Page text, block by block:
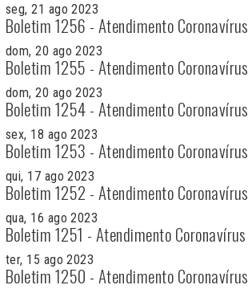
seg, 21 ago 2023
Boletim 1256 - Atendimento Coronavírus
dom, 20 ago 2023
Boletim 1255 - Atendimento Coronavírus
dom, 20 ago 2023
Boletim 1254 - Atendimento Coronavírus
sex, 18 ago 2023
Boletim 1253 - Atendimento Coronavírus
qui, 17 ago 2023
Boletim 1252 - Atendimento Coronavírus
qua, 16 ago 2023
Boletim 1251 - Atendimento Coronavírus
ter, 15 ago 2023
Boletim 1250 - Atendimento Coronavírus